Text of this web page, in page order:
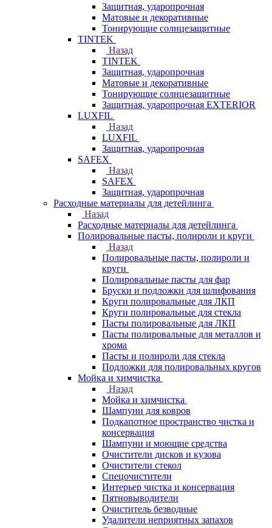
Защитная, ударопрочная
Матовые и декоративные
Тонирующие солнцезащитные
TINTEK
Назад
TINTEK
Защитная, ударопрочная
Матовые и декоративные
Тонирующие солнцезащитные
Защитная, ударопрочная EXTERIOR
LUXFIL
Назад
LUXFIL
Защитная, ударопрочная
SAFEX
Назад
SAFEX
Защитная, ударопрочная
Расходные материалы для детейлинга
Назад
Расходные материалы для детейлинга
Полировальные пасты, полироли и круги
Назад
Полировальные пасты, полироли и
круги
Полировальные пасты для фар
Бруски и подложки для шлифования
Круги полировальные для ЛКП
Круги полировальные для стекла
Пасты полировальные для ЛКП
Пасты полировальные для металлов и
хрома
Пасты и полироли для стекла
Подложки для полировальных кругов
Мойка и химчистка
Назад
Мойка и химчистка
Шампуни для ковров
Подкапотное пространство чистка и
консервация
Шампуни и моющие средства
Очистители дисков и кузова
Очистители стекол
Спецочистители
Интерьер чистка и консервация
Пятновыводители
Очиститель безводные
Удалители неприятных запахов